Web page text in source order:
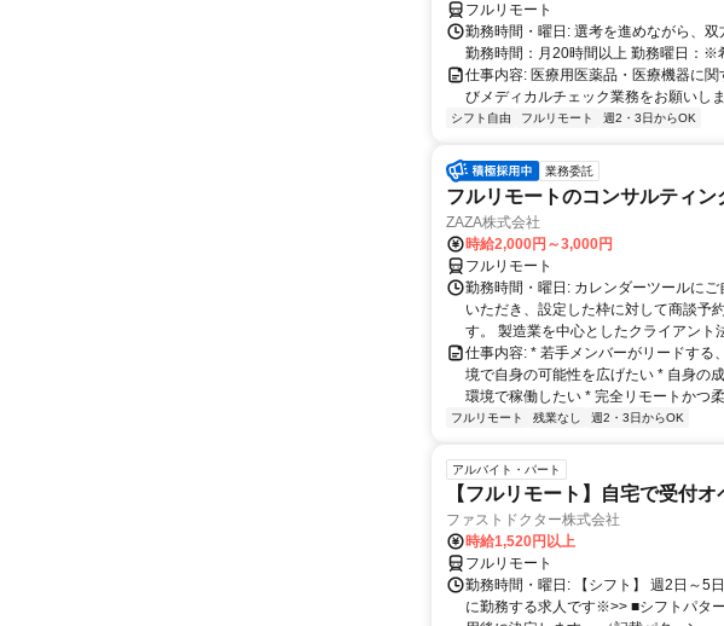
フルリモート
勤務時間・曜日: 選考を進めながら、
勤務時間：月20時間以上 勤務曜日：※
仕事内容: 医療用医薬品・医療機器に
びメディカルチェック業務をお願いし
シフト自由 フルリモート 週2・3日からOK
業務委託
フルリモートのコンサルティ
ZAZA株式会社
時給2,000円～3,000円
フルリモート
勤務時間・曜日: カレンダーツールに
いただき、設定した枠に対して商談予
す。 製造業を中心としたクライアント
仕事内容: * 若手メンバーがリードする
境で自身の可能性を広げたい * 自身の
環境で稼働したい * 完全リモートかつ
フルリモート 残業なし 週2・3日からOK
アルバイト・パート
【フルリモート】自宅で受付
ファストドクター株式会社
時給1,520円以上
フルリモート
勤務時間・曜日: 【シフト】 週2日～5
に勤務する求人です※>> ■シフトパタ